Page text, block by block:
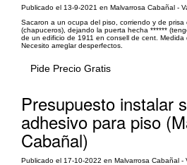
Publicado el 13-9-2021 en Malvarrosa Cabañal -
Sacaron a un ocupa del piso, corriendo y de prisa
(chapuceros), dejando la puerta hecha ******
de un edificio de 1911 en consell de cent.
Necesito arreglar desperfectos.
Pide Precio Gratis
Presupuesto instalar
adhesivo para piso
Cabañal)
Publicado el 17-10-2022 en Malvarrosa Cabañal -